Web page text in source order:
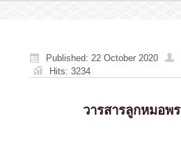
Published: 22 October 2020
Hits: 3234
วารสารลูกหมอพ